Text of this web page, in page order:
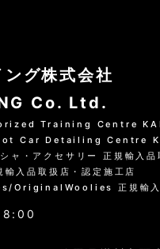
ング株式会社
Co. Ltd.
Training Centre
Car Detailing Centre
ャ・アクセサリー 正規輸入品
入品取扱店・認定施工店
OriginalWoolies 正規輸入